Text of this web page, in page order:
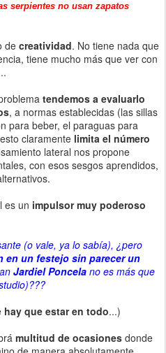
serpientes no usan zapatos
de creatividad. No tiene nada que
tiene mucho más que ver con
tendemos a evaluarlo
, a normas establecidas (las sillas
para beber, el paraguas para
claramente limita el número
lateral nos propone
con esos sesgos aprendidos,
es un impulsor muy poderoso
(o vale, ya lo sabía), ¿pero
en un festejo sin parecer un
Jardiel Poncela no es más que
hay que estar en todo...)
multitud de ocasiones donde